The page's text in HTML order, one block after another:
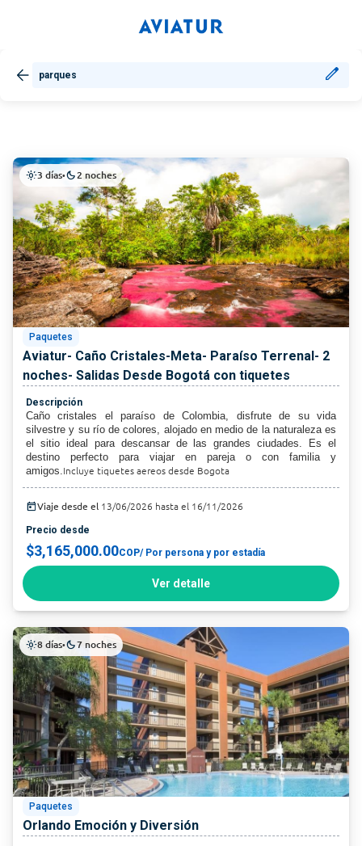
parques
light_mode3 días•dark_mode2 noches
Paquetes
Aviatur- Caño Cristales-Meta- Paraíso Terrenal- 2
noches- Salidas Desde Bogotá con tiquetes
Descripción
Caño cristales el paraíso de Colombia, disfrute de su vida
silvestre y su río de colores, alojado en medio de la naturaleza es
el sitio ideal para descansar de las grandes ciudades. Es el
destino perfecto para viajar en pareja o con familia y
amigos.Incluye tiquetes aereos desde Bogota
todayViaje desde el 13/06/2026 hasta el 16/11/2026
Precio desde
$3,165,000.00COP/ Por persona y por estadía
Ver detalle
light_mode8 días•dark_mode7 noches
Paquetes
Orlando Emoción y Diversión